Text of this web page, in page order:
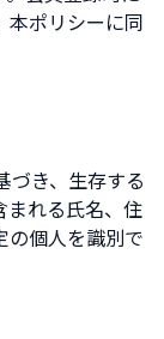
本ポリシーに同
づき、生存する
まれる氏名、住
の個人を識別で